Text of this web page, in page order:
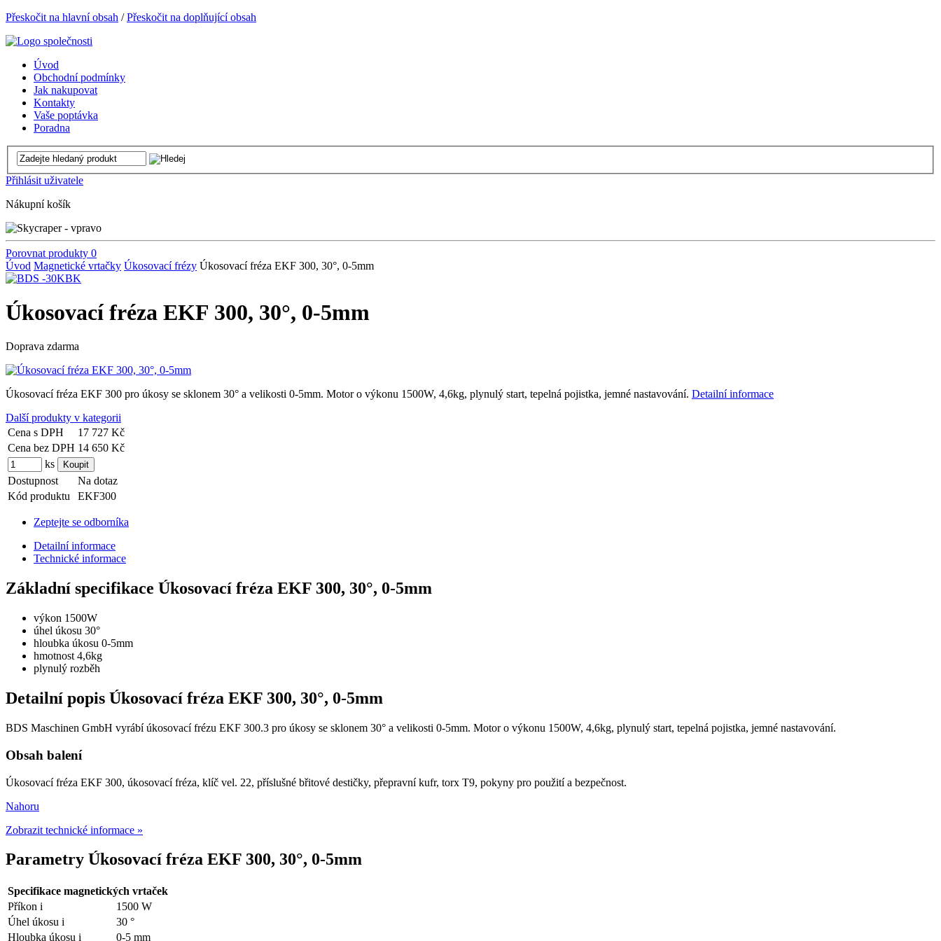
Přeskočit na hlavní obsah /Přeskočit na doplňující obsah
Úvod
Obchodní podmínky
Jak nakupovat
Kontakty
Vaše poptávka
Poradna
Přihlásit uživatele
Nákupní košík
Porovnat produkty 0
Úvod Magnetické vrtačky Úkosovací frézy Úkosovací fréza EKF 300, 30°, 0-5mm
Úkosovací fréza EKF 300, 30°, 0-5mm
Doprava zdarma
Úkosovací fréza EKF 300 pro úkosy se sklonem 30° a velikosti 0-5mm. Motor o výkonu 1500W, 4,6kg, plynulý start, tepelná pojistka, jemné nastavování. Detailní informace
Další produkty v kategorii
Cena s DPH
17 727 Kč
Cena bez DPH 14 650 Kč
ks
Dostupnost
Na dotaz
Kód produktu
EKF300
Zeptejte se odborníka
Detailní informace
Technické informace
Základní specifikace Úkosovací fréza EKF 300, 30°, 0-5mm
výkon 1500W
úhel úkosu 30°
hloubka úkosu 0-5mm
hmotnost 4,6kg
plynulý rozběh
Detailní popis Úkosovací fréza EKF 300, 30°, 0-5mm
BDS Maschinen GmbH vyrábí úkosovací frézu EKF 300.3 pro úkosy se sklonem 30° a velikosti 0-5mm. Motor o výkonu 1500W, 4,6kg, plynulý start, tepelná pojistka, jemné nastavování.
Obsah balení
Úkosovací fréza EKF 300, úkosovací fréza, klíč vel. 22, příslušné břitové destičky, přepravní kufr, torx T9, pokyny pro použití a bezpečnost.
Nahoru
Zobrazit technické informace »
Parametry Úkosovací fréza EKF 300, 30°, 0-5mm
Specifikace magnetických vrtaček
Příkon i
1500 W
Úhel úkosu i
30 °
Hloubka úkosu i 0-5 mm